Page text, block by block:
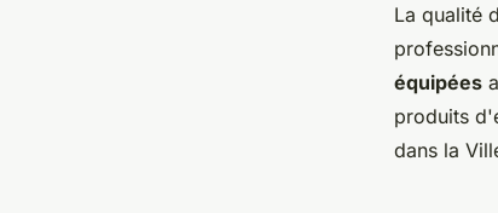
La qualité
équipées
produits
dans la